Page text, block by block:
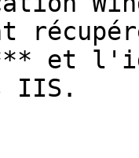
et
IIS.